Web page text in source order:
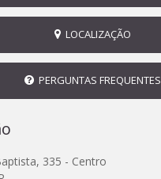
LOCALIZAÇÃO
PERGUNTAS FREQUENTES
335 - Centro